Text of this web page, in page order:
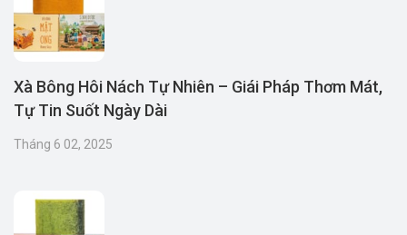
Xà Bông Hôi Nách Tự Nhiên – Giái Pháp Thơm Mát,
Tự Tin Suốt Ngày Dài
Tháng 6 02, 2025